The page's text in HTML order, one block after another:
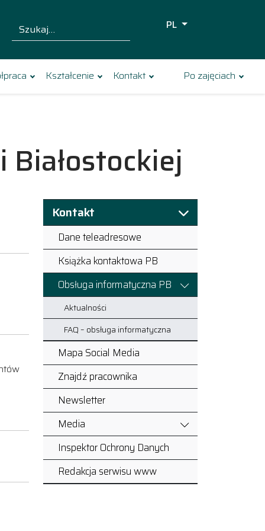
Szukaj dla:
PL
Kształcenie Kontakt Po zajęciach
Kontakt
Dane teleadresowe
Książka kontaktowa PB
Obsługa informatyczna PB
Aktualności
FAQ – obsługa informatyczna
Mapa Social Media
Znajdź pracownika
Newsletter
Media
Inspektor Ochrony Danych
Redakcja serwisu www